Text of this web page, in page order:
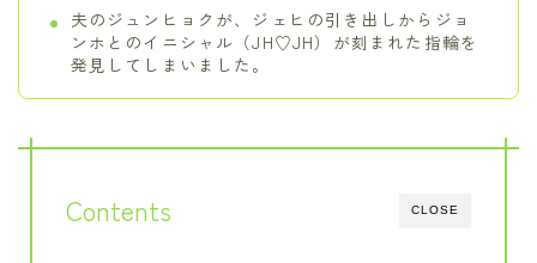
夫のジュンヒョクが、ジェヒの引き出しからジョ
ンホとのイニシャル（JH♡JH）が刻まれた指輪を
発見してしまいました。
CLOSE
Contents